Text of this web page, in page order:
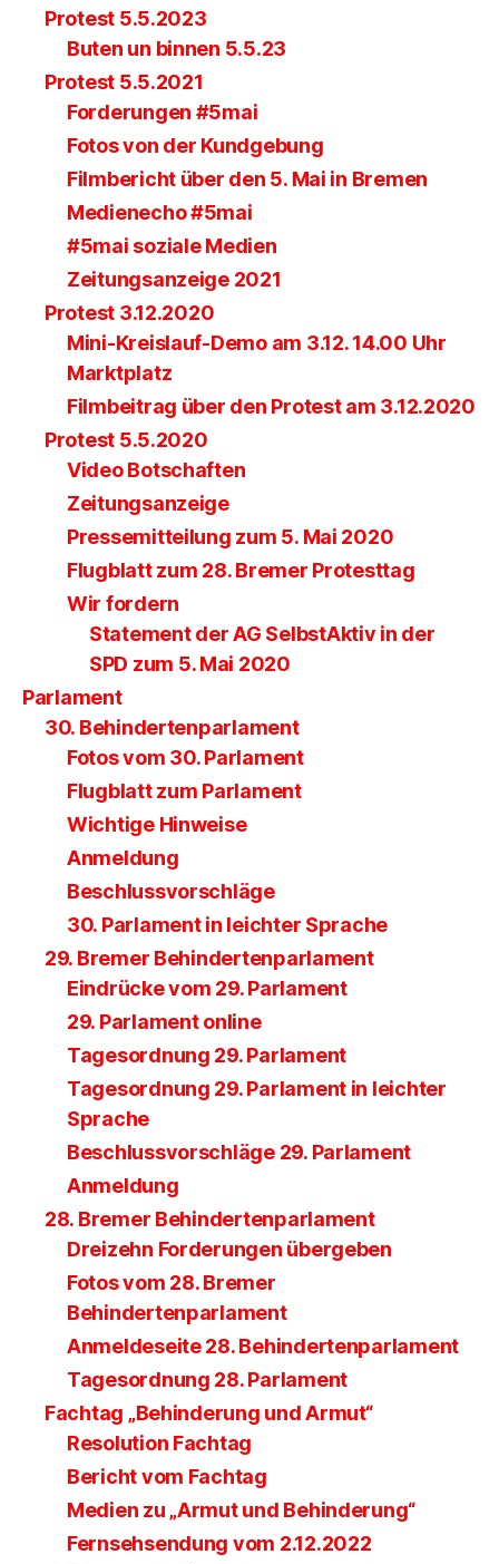
Protest 5.5.2023
Buten un binnen 5.5.23
Protest 5.5.2021
Forderungen #5mai
Fotos von der Kundgebung
Filmbericht über den 5. Mai in Bremen
Medienecho #5mai
#5mai soziale Medien
Zeitungsanzeige 2021
Protest 3.12.2020
Mini-Kreislauf-Demo am 3.12. 14.00 Uhr
Marktplatz
Filmbeitrag über den Protest am 3.12.2020
Protest 5.5.2020
Video Botschaften
Zeitungsanzeige
Pressemitteilung zum 5. Mai 2020
Flugblatt zum 28. Bremer Protesttag
Wir fordern
Statement der AG SelbstAktiv in der
SPD zum 5. Mai 2020
Parlament
30. Behindertenparlament
Fotos vom 30. Parlament
Flugblatt zum Parlament
Wichtige Hinweise
Anmeldung
Beschlussvorschläge
30. Parlament in leichter Sprache
29. Bremer Behindertenparlament
Eindrücke vom 29. Parlament
29. Parlament online
Tagesordnung 29. Parlament
Tagesordnung 29. Parlament in leichter
Sprache
Beschlussvorschläge 29. Parlament
Anmeldung
28. Bremer Behindertenparlament
Dreizehn Forderungen übergeben
Fotos vom 28. Bremer
Behindertenparlament
Anmeldeseite 28. Behindertenparlament
Tagesordnung 28. Parlament
Fachtag „Behinderung und Armut“
Resolution Fachtag
Bericht vom Fachtag
Medien zu „Armut und Behinderung“
Fernsehsendung vom 2.12.2022